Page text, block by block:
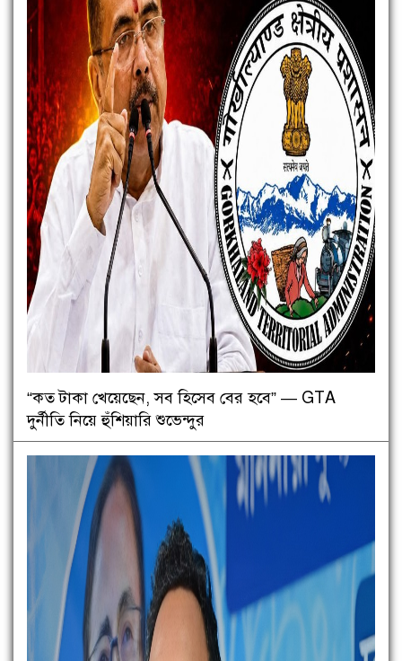
“কত টাকা খেয়েছেন, সব হিসেব বের হবে” — GTA
দুর্নীতি নিয়ে হুঁশিয়ারি শুভেন্দুর